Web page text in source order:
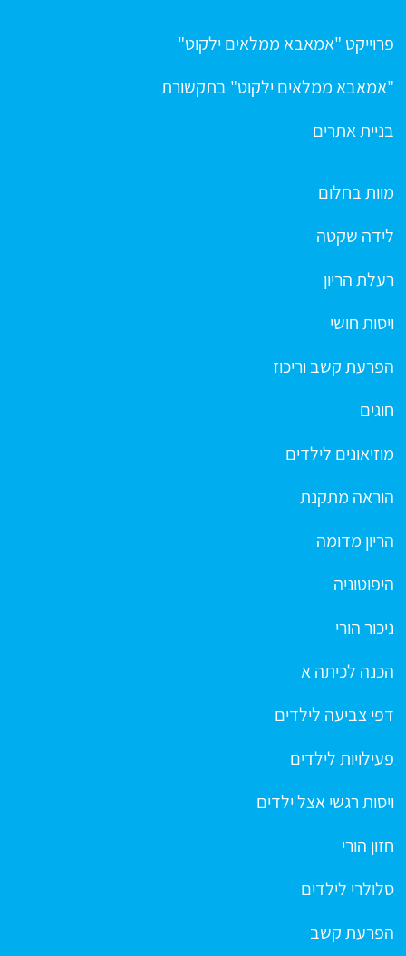
פרוייקט "אמאבא ממלאים ילקוט"
"אמאבא ממלאים ילקוט" בתקשורת
בניית אתרים
מוות בחלום
לידה שקטה
רעלת הריון
ויסות חושי
הפרעת קשב וריכוז
חוגים
מוזיאונים לילדים
הוראה מתקנת
הריון מדומה
היפוטוניה
ניכור הורי
הכנה לכיתה א
דפי צביעה לילדים
פעילויות לילדים
ויסות רגשי אצל ילדים
חזון הורי
סלולרי לילדים
הפרעת קשב